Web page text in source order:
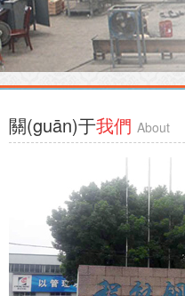
關(guān)于我們 About